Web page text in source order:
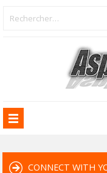
CONNECT WITH